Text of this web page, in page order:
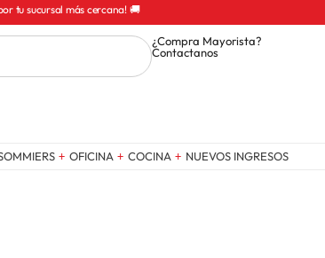
tu sucursal más cercana! 🚚
¿Compra Mayorista?
Contactanos
OFICINA COCINA NUEVOS INGRESOS